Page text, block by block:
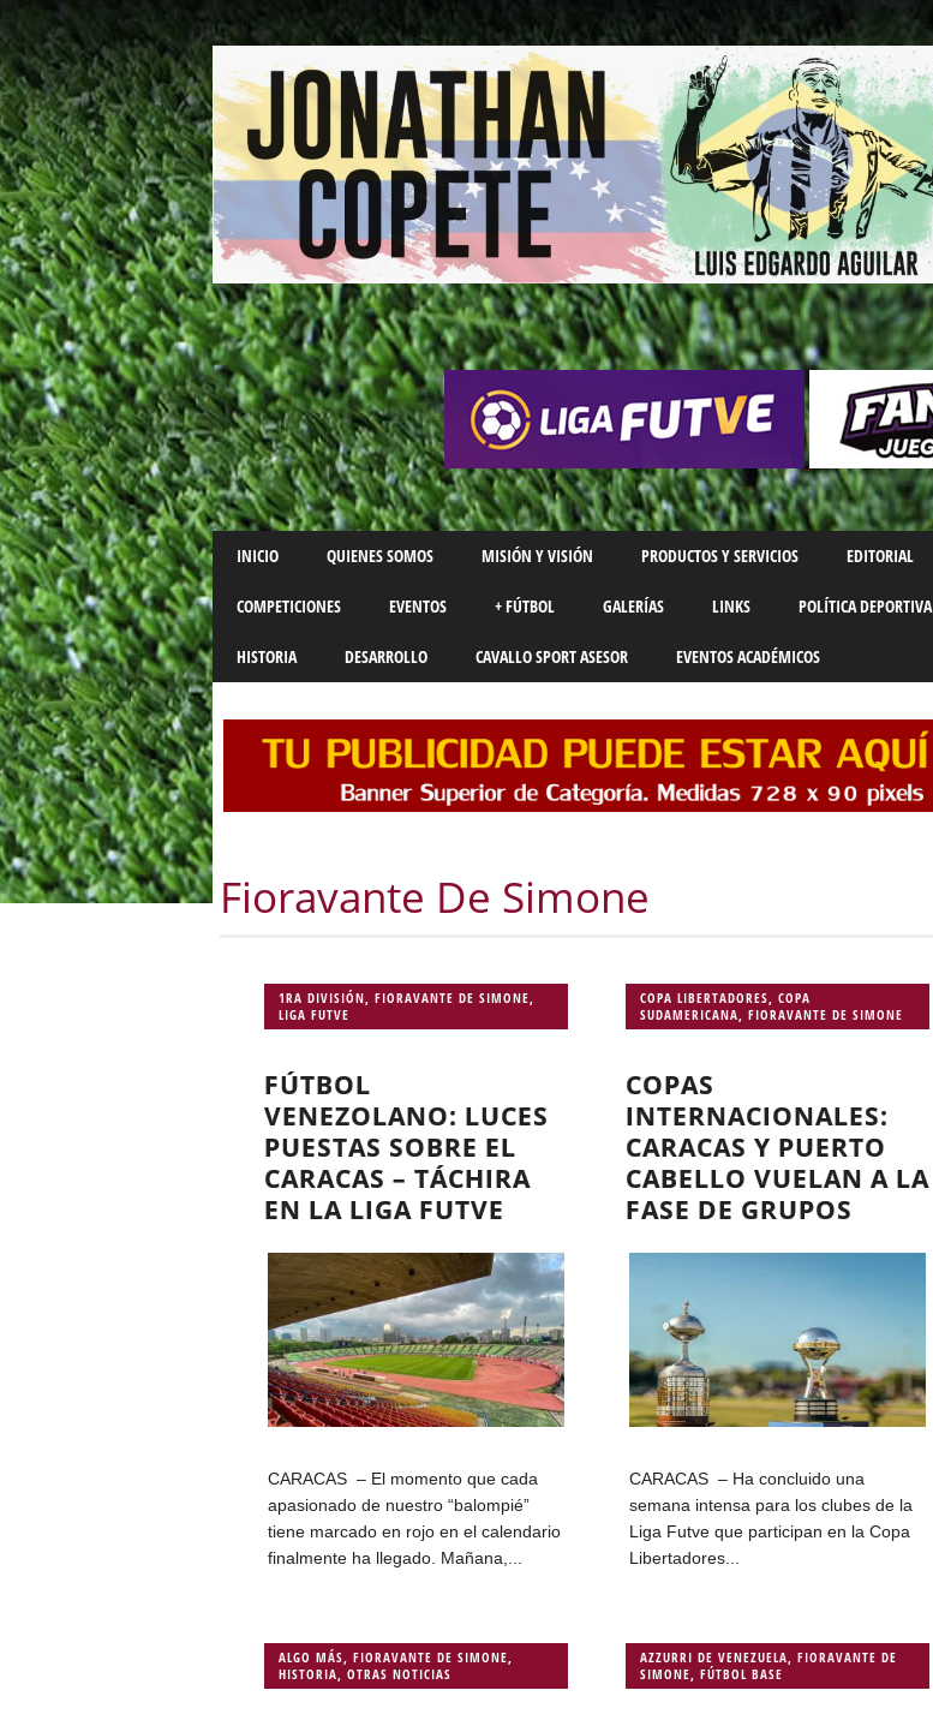
Main menu
Skip
to
content
INICIO QUIENES SOMOS MISIÓN Y VISIÓN PRODUCTOS Y SERVICIOS EDITORIAL
COMPETICIONES EVENTOS + FÚTBOL GALERÍAS LINKS POLÍTICA DEPORTIVA
HISTORIA DESARROLLO CAVALLO SPORT ASESOR EVENTOS ACADÉMICOS
Fioravante De Simone
1RA DIVISIÓN ,FIORAVANTE DE SIMONE
LIGA FUTVE
FÚTBOL
VENEZOLANO: LUCES
PUESTAS SOBRE EL
CARACAS – TÁCHIRA
EN LA LIGA FUTVE
CARACAS – El momento que cada
apasionado de nuestro “balompié”
tiene marcado en rojo en el calendario
finalmente ha llegado. Mañana,...
COPA LIBERTADORES COPA
SUDAMERICANA FIORAVANTE DE SIMONE
COPAS
INTERNACIONALES:
CARACAS Y PUERTO
CABELLO VUELAN A LA
FASE DE GRUPOS
CARACAS – Ha concluido una
semana intensa para los clubes de la
Liga Futve que participan en la Copa
Libertadores...
ALGO MÁS,FIORAVANTE DE SIMONE,
HISTORIA,OTRAS NOTICIAS
AZZURRI DE VENEZUELA, FIORAVANTE DE
SIMONE, FÚTBOL BASE